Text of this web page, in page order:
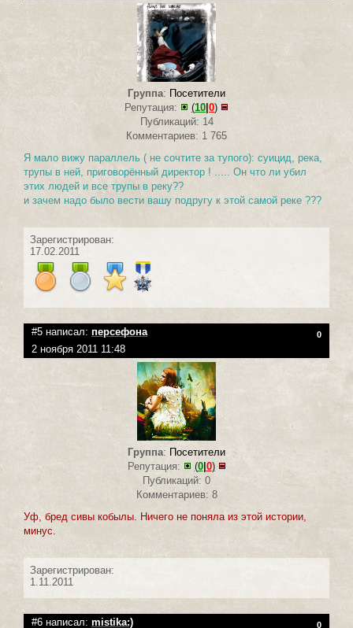
Группа: Посетители
Репутация:
(10 0)
Публикаций: 14
Комментариев: 1 765
Я мало вижу параллель ( не сочтите за тупого): суицид, река,
трупы в ней, приговорённый директор ! ..... Он что ли убил
этих людей и все трупы в реку??
и зачем надо было вести вашу подругу к этой самой реке ???
Зарегистрирован:
17.02.2011
#5 написал: персефона 0
2 ноября 2011 11:48
Группа: Посетители
Репутация:
(0| 0)
Публикаций: 0
Комментариев: 8
Уф, бред сивы кобылы. Ничего не поняла из этой истории,
минус.
Зарегистрирован:
1.11.2011
#6 написал: mistika:) 0